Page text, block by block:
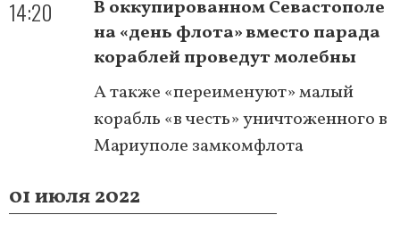
14:20
В оккупированном Севастополе
на «день флота» вместо парада
кораблей проведут молебны
А также «переименуют» малый
корабль «в честь» уничтоженного в
Мариуполе замкомфлота
01 июля 2022